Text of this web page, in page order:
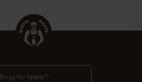
Brug for hjælp?